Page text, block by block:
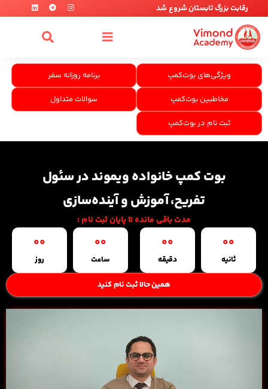
رقابت بزرگ تابستان شروع شد
ویژگی‌های بوت‌کمپ
برنامه روزانه سفر
مخاطبین بوت‌کمپ
سوالات متداول
ثبت نام در بوت‌کمپ
بوت کمپ خانواده ویموند در سئول
تفریح، آموزش و آینده‌سازی
مدت باقی مانده تا پایان ثبت نام :
00
روز
00
ساعت
00
دقیقه
00
ثانیه
همین حالا ثبت نام کنید